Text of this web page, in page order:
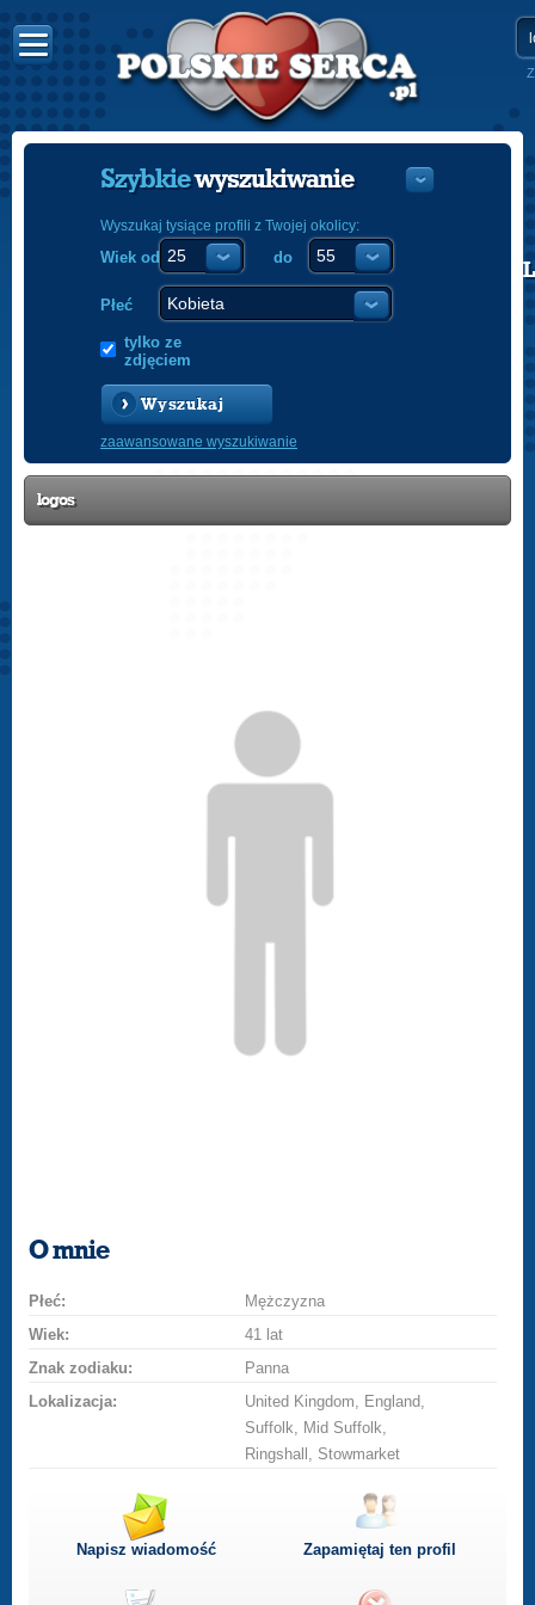
POLISH
Szybkiewyszukiwanie
Wyszukaj tysiące profili z Twojej okolicy:
Wiek od do
Płeć
tylko ze
zdjęciem
Wyszukaj
zaawansowane wyszukiwanie
logos
O mnie
Płeć:
Mężczyzna
Wiek:
41 lat
Znak zodiaku:
Panna
Lokalizacja:
United Kingdom, England,
Suffolk, Mid Suffolk,
Ringshall, Stowmarket
Napisz wiadomość Zapamiętaj ten profil